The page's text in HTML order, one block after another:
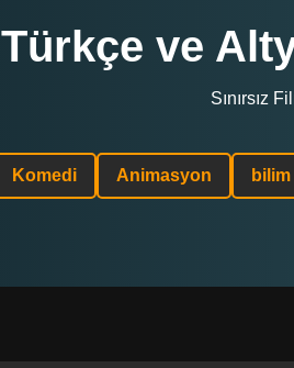
Türkçe ve
Sınırsız
Komedi Animasyon